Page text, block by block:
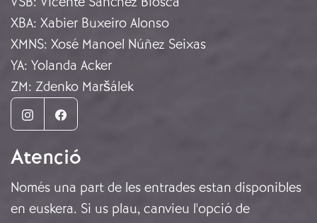
XBA: Xabier Buxeiro Alonso
XMNS: Xosé Manoel Núñez Seixas
YA: Yolanda Acker
ZM: Zdenko Maršálek
InstagramFacebook
Atenció
Només una part de les entrades estan disponibles
en euskera. Si us plau, canvieu l'opció de